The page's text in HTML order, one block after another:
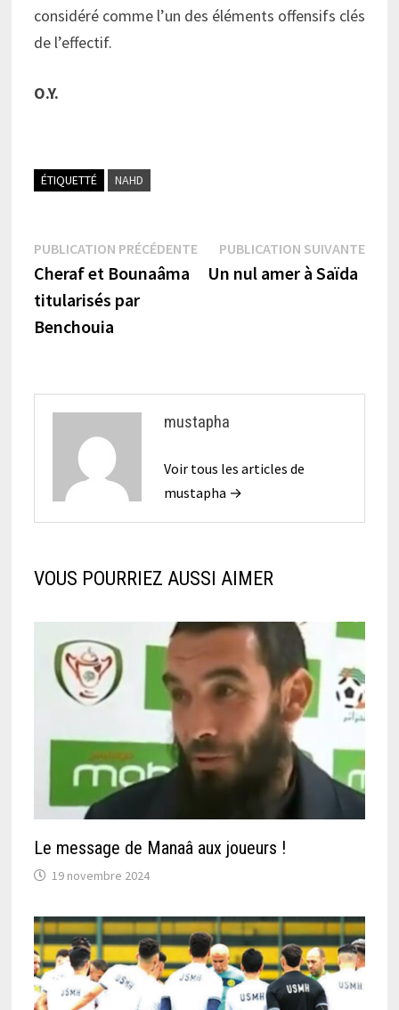
considéré comme l’un des éléments offensifs clés
de l’effectif.
O.Y.
ÉTIQUETTÉ NAHD
Navigation
de
l’article
PUBLICATION PRÉCÉDENTEPublication
précédente :
Cheraf et Bounaâma
titularisés par
Benchouia
PUBLICATION SUIVANTE
Un nul amer à Saïda
mustapha
Voir tous les articles de
mustapha →
VOUS POURRIEZ AUSSI AIMER
Le message de Manaâ aux joueurs !
19 novembre 2024